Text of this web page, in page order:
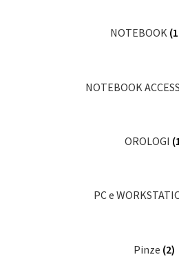
NOTEBOOK
NOTEBOOK
OROLOGI
PC e
Pinze (2)